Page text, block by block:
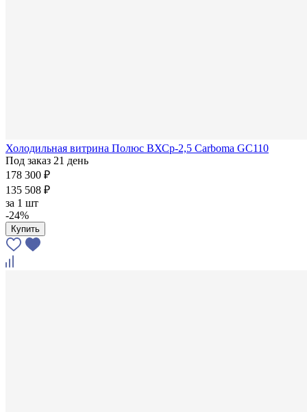
Холодильная витрина Полюс ВХСр-2,5 Carboma GC110
Под заказ 21 день
178 300 ₽
135 508 ₽
за 1 шт
-24%
Купить